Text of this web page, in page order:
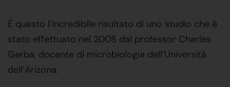
È questo l’incredibile risultato di uno studio che è
stato effettuato nel 2008 dal professor Charles
Gerba, docente di microbiologia dell’Università
dell’Arizona.